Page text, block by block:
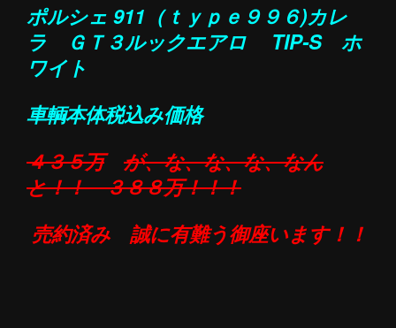
ポルシェ 911（ｔｙｐｅ９９６)カレ
ラ ＧＴ３ルックエアロ TIP-S ホ
ワイト
車輌本体税込み価格
４３５万
が、な、な、な、なん
と！！３８８万！！！
売約済み 誠に有難う御座います！！